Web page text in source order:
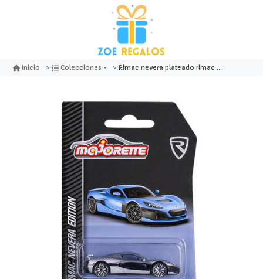
Inicio Colecciones Rimac nevera plateado rimac nevera edition - majorette